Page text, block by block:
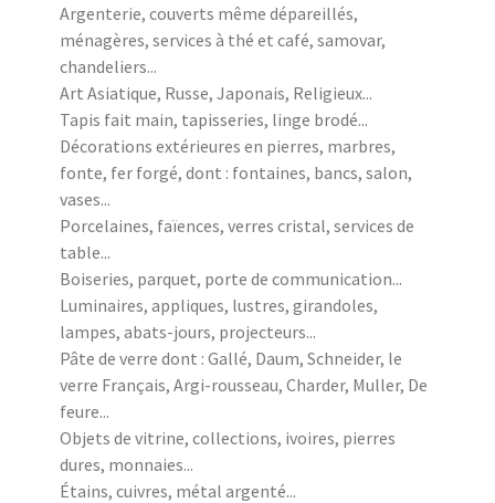
Argenterie, couverts même dépareillés,
ménagères, services à thé et café, samovar,
chandeliers...
Art Asiatique, Russe, Japonais, Religieux...
Tapis fait main, tapisseries, linge brodé...
Décorations extérieures en pierres, marbres,
fonte, fer forgé, dont : fontaines, bancs, salon,
vases...
Porcelaines, faïences, verres cristal, services de
table...
Boiseries, parquet, porte de communication...
Luminaires, appliques, lustres, girandoles,
lampes, abats-jours, projecteurs...
Pâte de verre dont : Gallé, Daum, Schneider, le
verre Français, Argi-rousseau, Charder, Muller, De
feure...
Objets de vitrine, collections, ivoires, pierres
dures, monnaies...
Étains, cuivres, métal argenté...